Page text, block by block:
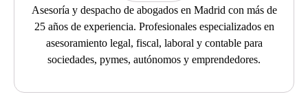
Asesoría y despacho de abogados en Madrid con más de
25 años de experiencia. Profesionales especializados en
asesoramiento legal, fiscal, laboral y contable para
sociedades, pymes, autónomos y emprendedores.